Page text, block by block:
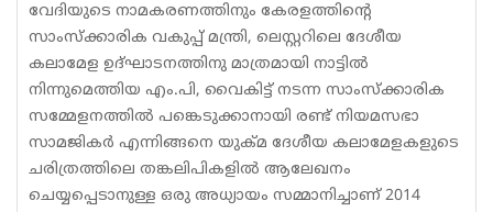
Gallery
വേദിയുടെ നാമകരണത്തിനും കേരളത്തിന്റെ
സാംസ്‌ക്കാരിക വകുപ്പ് മന്ത്രി, ലെസ്റ്ററിലെ ദേശീയ
കലാമേള ഉദ്ഘാടനത്തിനു മാത്രമായി നാട്ടില്‍
നിന്നുമെത്തിയ എം.പി, വൈകിട്ട് നടന്ന സാംസ്‌ക്കാരിക
സമ്മേളനത്തില്‍ പങ്കെടുക്കാനായി രണ്ട് നിയമസഭാ
സാമജികര്‍ എന്നിങ്ങനെ യുക്മ ദേശീയ കലാമേളകളുടെ
ചരിത്രത്തിലെ തങ്കലിപികളില്‍ ആലേഖനം
ചെയ്യപ്പെടാനുള്ള ഒരു അധ്യായം സമ്മാനിച്ചാണ് 2014